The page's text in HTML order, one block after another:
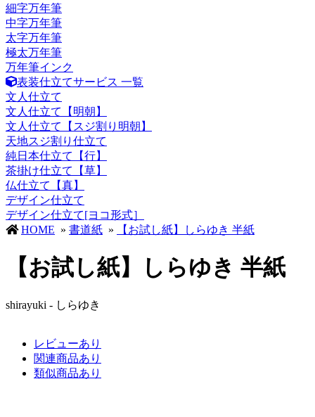
細字万年筆
中字万年筆
太字万年筆
極太万年筆
万年筆インク
表装仕立てサービス 一覧
文人仕立て
文人仕立て【明朝】
文人仕立て【スジ割り明朝】
天地スジ割り仕立て
純日本仕立て【行】
茶掛け仕立て【草】
仏仕立て【真】
デザイン仕立て
デザイン仕立て[ヨコ形式］
HOME » 書道紙 » 【お試し紙】しらゆき 半紙
【お試し紙】しらゆき 半紙
shirayuki - しらゆき
レビューあり
関連商品あり
類似商品あり